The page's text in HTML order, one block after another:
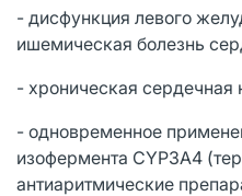
- дисфункция левого
ишемическая болезнь
- хроническая сердечная
- одновременное
изофермента CYP3A4
антиаритмические